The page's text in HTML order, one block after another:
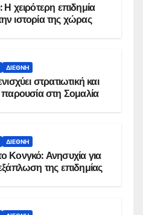
χειρότερη επιδημία
ιστορία της χώρας
ΔΙΕΘΝΉ
στρατιωτική και
παρουσία στη Σομαλία
ΔΙΕΘΝΉ
Κονγκό: Ανησυχία για
της επιδημίας